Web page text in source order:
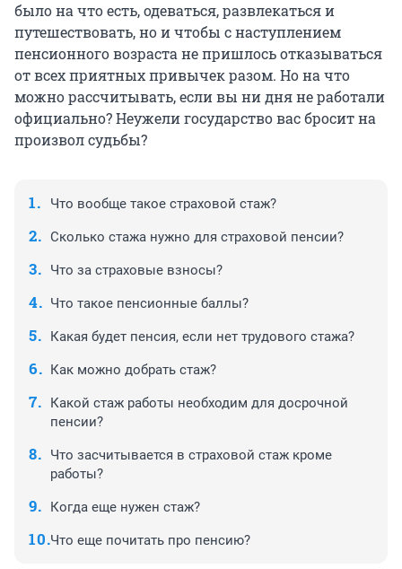
было на что есть, одеваться, развлекаться и
путешествовать, но и чтобы с наступлением
пенсионного возраста не пришлось отказываться
от всех приятных привычек разом. Но на что
можно рассчитывать, если вы ни дня не работали
официально? Неужели государство вас бросит на
произвол судьбы?
Что вообще такое страховой стаж?
Сколько стажа нужно для страховой пенсии?
Что за страховые взносы?
Что такое пенсионные баллы?
Какая будет пенсия, если нет трудового стажа?
Как можно добрать стаж?
Какой стаж работы необходим для досрочной
пенсии?
Что засчитывается в страховой стаж кроме
работы?
Когда еще нужен стаж?
Что еще почитать про пенсию?